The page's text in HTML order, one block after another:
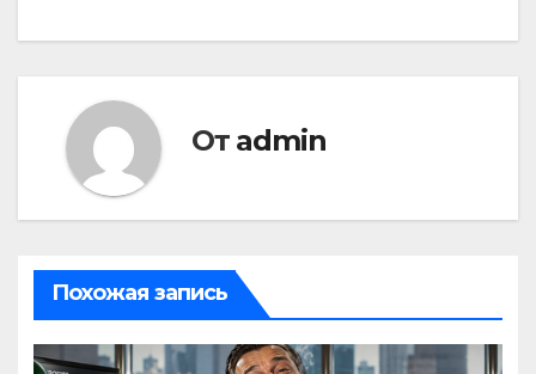
От admin
Похожая запись